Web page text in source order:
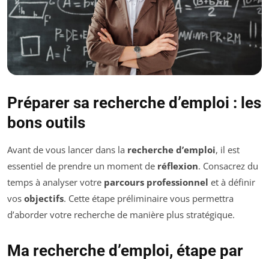
Préparer sa recherche d’emploi : les
bons outils
Avant de vous lancer dans la recherche d’emploi, il est
essentiel de prendre un moment de réflexion. Consacrez du
temps à analyser votre parcours professionnel et à définir
vos objectifs. Cette étape préliminaire vous permettra
d’aborder votre recherche de manière plus stratégique.
Ma recherche d’emploi, étape par